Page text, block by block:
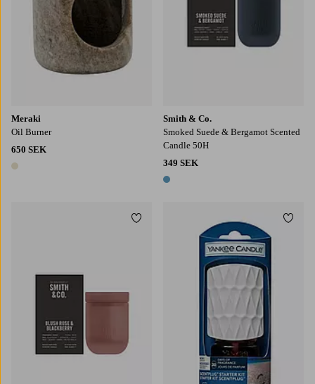
Meraki
Oil Burner
650 SEK
1 färg
Smith & Co.
Smoked Suede & Bergamot Scented
Candle 50H
349 SEK
1 färg
Lägg till i favoriter